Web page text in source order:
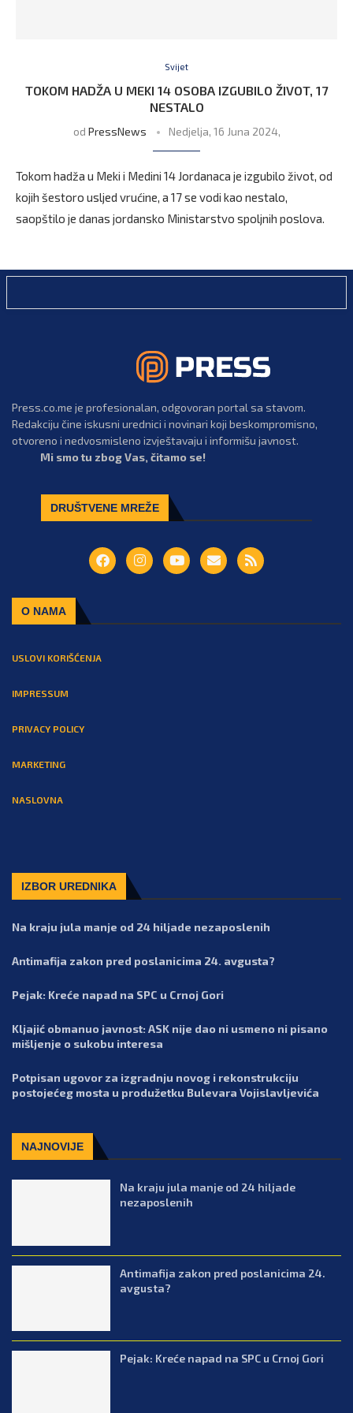
Svijet
TOKOM HADŽA U MEKI 14 OSOBA IZGUBILO ŽIVOT, 17
NESTALO
od PressNews Nedjelja, 16 Juna 2024,
Tokom hadža u Meki i Medini 14 Jordanaca je izgubilo život, od
kojih šestoro usljed vrućine, a 17 se vodi kao nestalo,
saopštilo je danas jordansko Ministarstvo spoljnih poslova.
Press.co.me je profesionalan, odgovoran portal sa stavom.
Redakciju čine iskusni urednici i novinari koji beskompromisno,
otvoreno i nedvosmisleno izvještavaju i informišu javnost.
Mi smo tu zbog Vas, čitamo se!
DRUŠTVENE MREŽE
O NAMA
USLOVI KORIŠĆENJA
IMPRESSUM
PRIVACY POLICY
MARKETING
NASLOVNA
IZBOR UREDNIKA
Na kraju jula manje od 24 hiljade nezaposlenih
Antimafija zakon pred poslanicima 24. avgusta?
Pejak: Kreće napad na SPC u Crnoj Gori
Kljajić obmanuo javnost: ASK nije dao ni usmeno ni pisano
mišljenje o sukobu interesa
Potpisan ugovor za izgradnju novog i rekonstrukciju
postojećeg mosta u produžetku Bulevara Vojislavljevića
NAJNOVIJE
Na kraju jula manje od 24 hiljade
nezaposlenih
Antimafija zakon pred poslanicima 24.
avgusta?
Pejak: Kreće napad na SPC u Crnoj Gori